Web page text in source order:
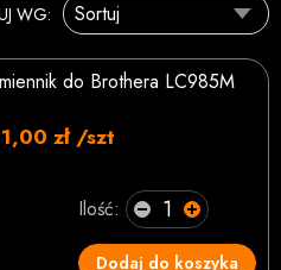
WG:
do Brothera LC985M
zł /szt
Ilość:
Dodaj do koszyka